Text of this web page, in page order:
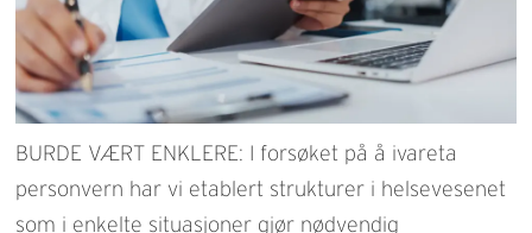
BURDE VÆRT ENKLERE: I forsøket på å ivareta
personvern har vi etablert strukturer i helsevesenet
som i enkelte situasjoner gjør nødvendig